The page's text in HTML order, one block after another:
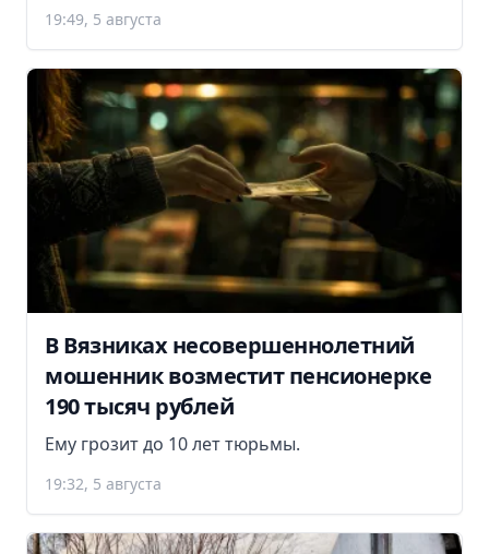
19:49, 5 августа
В Вязниках несовершеннолетний
мошенник возместит пенсионерке
190 тысяч рублей
Ему грозит до 10 лет тюрьмы.
19:32, 5 августа